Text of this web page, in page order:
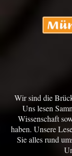
Wir sind die
Uns lesen
Wissenschaft
haben. Unsere
Sie alles rund